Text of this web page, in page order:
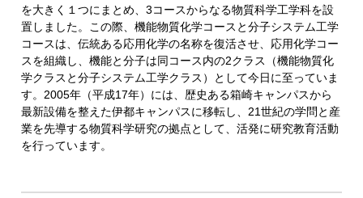
を大きく１つにまとめ、3コースからなる物質科学工学科を設
置しました。この際、機能物質化学コースと分子システム工学
コースは、伝統ある応用化学の名称を復活させ、応用化学コー
スを組織し、機能と分子は同コース内の2クラス（機能物質化
学クラスと分子システム工学クラス）として今日に至っていま
す。2005年（平成17年）には、歴史ある箱崎キャンパスから
最新設備を整えた伊都キャンパスに移転し、21世紀の学問と産
業を先導する物質科学研究の拠点として、活発に研究教育活動
を行っています。